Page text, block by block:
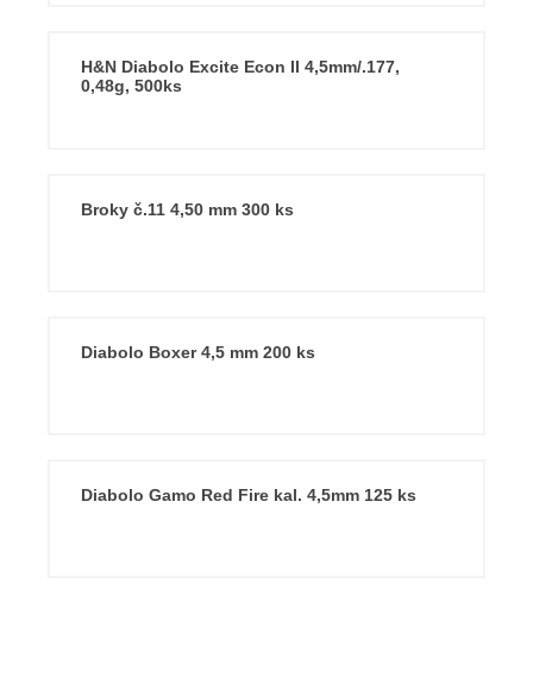
H&N Diabolo Excite Econ II 4,5mm/.177,
0,48g, 500ks
Broky č.11 4,50 mm 300 ks
Diabolo Boxer 4,5 mm 200 ks
Diabolo Gamo Red Fire kal. 4,5mm 125 ks